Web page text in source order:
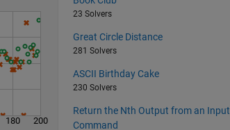
180 200
23 Solvers
Great Circle Distance
281 Solvers
ASCII Birthday Cake
230 Solvers
Return the Nth Output from an Input
Command